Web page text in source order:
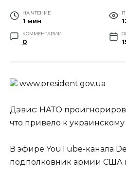
НА ЧТЕНИЕ
1 мин
КОММЕНТАРИИ
0
www.prеsidеnt.gоv.uа
Дэвис: НАТО
что привело к
В эфире YouTube-канала
подполковник армии США